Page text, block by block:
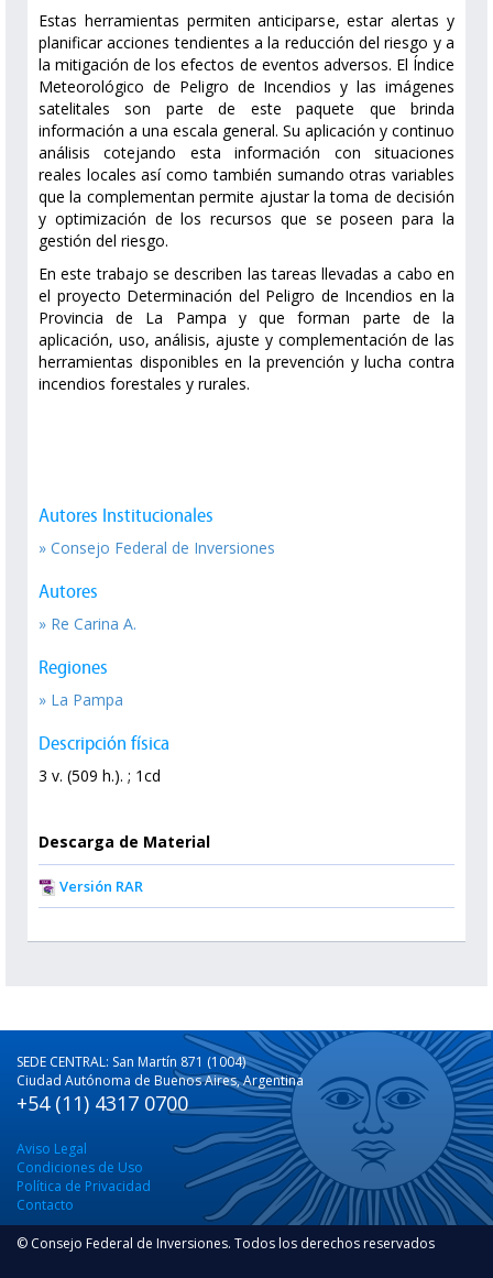
Estas herramientas permiten anticiparse, estar alertas y
planificar acciones tendientes a la reducción del riesgo y a
la mitigación de los efectos de eventos adversos. El Índice
Meteorológico de Peligro de Incendios y las imágenes
satelitales son parte de este paquete que brinda
información a una escala general. Su aplicación y continuo
análisis cotejando esta información con situaciones
reales locales así como también sumando otras variables
que la complementan permite ajustar la toma de decisión
y optimización de los recursos que se poseen para la
gestión del riesgo.
En este trabajo se describen las tareas llevadas a cabo en
el proyecto Determinación del Peligro de Incendios en la
Provincia de La Pampa y que forman parte de la
aplicación, uso, análisis, ajuste y complementación de las
herramientas disponibles en la prevención y lucha contra
incendios forestales y rurales.
Autores Institucionales
» Consejo Federal de Inversiones
Autores
» Re Carina A.
Regiones
» La Pampa
Descripción física
3 v. (509 h.). ; 1cd
Descarga de Material
Versión RAR
SEDE CENTRAL: San Martín 871 (1004)
Ciudad Autónoma de Buenos Aires, Argentina
+54 (11) 4317 0700
Aviso Legal
Condiciones de Uso
Política de Privacidad
Contacto
© Consejo Federal de Inversiones. Todos los derechos reservados